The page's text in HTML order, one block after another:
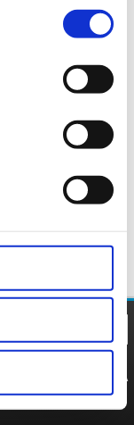
POLITYKA